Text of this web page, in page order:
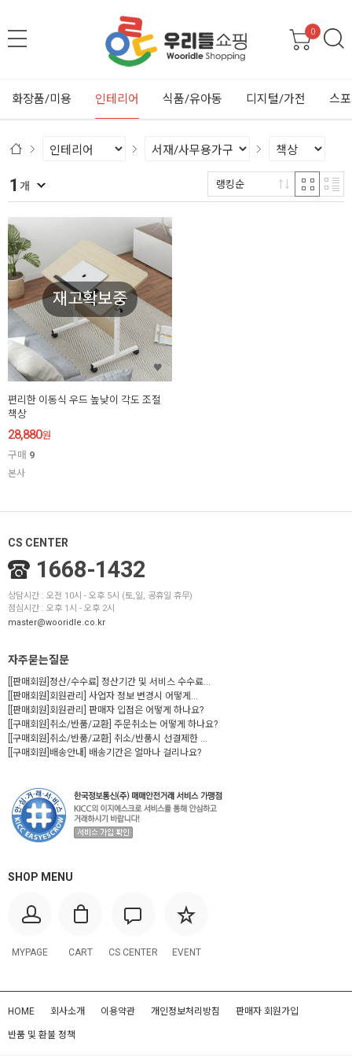
0
화장품/미용 인테리어 식품/유아동 디지털/가전 스
1 개 랭킹순
재고확보중
편리한 이동식 우드 높낮이 각도 조절
책상
28,880원
구매 9
본사
CS CENTER
1668-1432
상담시간 : 오전 10시 - 오후 5시 (토,일, 공휴일 휴무)
점심시간 : 오후 1시 - 오후 2시
master@wooridle.co.kr
자주묻는질문
[[판매회원]정산/수수료] 정산기간 및 서비스 수수료...
[[판매회원]회원관리] 사업자 정보 변경시 어떻게...
[[판매회원]회원관리] 판매자 입점은 어떻게 하나요?
[[구매회원]취소/반품/교환] 주문취소는 어떻게 하나요?
[[구매회원]취소/반품/교환] 취소/반품시 선결제한 ...
[[구매회원]배송안내] 배송기간은 얼마나 걸리나요?
SHOP MENU
MYPAGE CART CS CENTER EVENT
HOME 회사소개 이용약관 개인정보처리방침 판매자 회원가입
반품 및 환불 정책